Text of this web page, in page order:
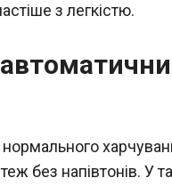
з легкістю.
без напівтонів. У